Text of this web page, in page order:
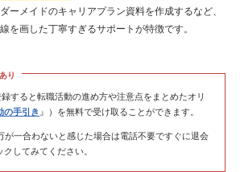
ーメイドのキャリアプラン資料を作成するなど、
を画した丁寧すぎるサポートが特徴です。
り
すると転職活動の進め方や注意点をまとめたオリ
の手引き 』）を無料で受け取ることができます。
が一合わないと感じた場合は電話不要ですぐに退会
してみてください。